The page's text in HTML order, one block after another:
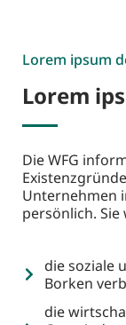
Lorem
Die WFG
Unternehmen
persönlich.
die
sichern